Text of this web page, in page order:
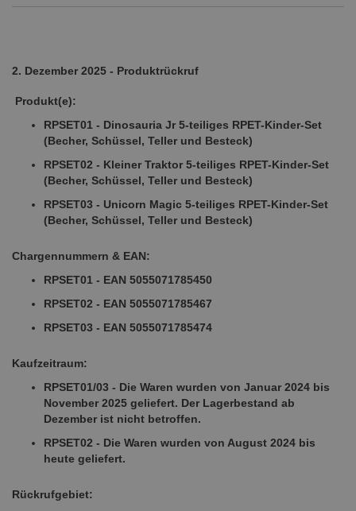
2. Dezember 2025 - Produktrückruf
Produkt(e):
RPSET01 - Dinosauria Jr 5-teiliges RPET-Kinder-Set
(Becher, Schüssel, Teller und Besteck)
RPSET02 - Kleiner Traktor 5-teiliges RPET-Kinder-Set
(Becher, Schüssel, Teller und Besteck)
RPSET03 - Unicorn Magic 5-teiliges RPET-Kinder-Set
(Becher, Schüssel, Teller und Besteck)
Chargennummern & EAN:
RPSET01 - EAN 5055071785450
RPSET02 - EAN 5055071785467
RPSET03 - EAN 5055071785474
Kaufzeitraum:
RPSET01/03 - Die Waren wurden von Januar 2024 bis
November 2025 geliefert. Der Lagerbestand ab
Dezember ist nicht betroffen.
RPSET02 - Die Waren wurden von August 2024 bis
heute geliefert.
Rückrufgebiet: